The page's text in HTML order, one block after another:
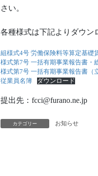
さい。
各種様式は下記よりダウン
組様式4号 労働保険料等算定基礎
様式第7号 一括有期事業報告書・
様式第7号 一括有期事業報告書（
従業員名簿
ダウンロード
提出先：fcci@furano.ne.jp
カテゴリー お知らせ